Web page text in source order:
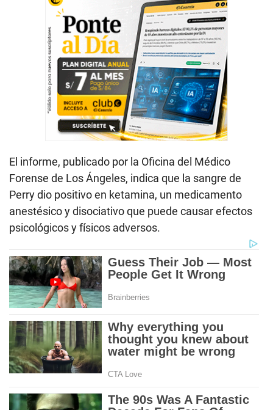
El informe, publicado por la Oficina del Médico
Forense de Los Ángeles, indica que la sangre de
Perry dio positivo en ketamina, un medicamento
anestésico y disociativo que puede causar efectos
psicológicos y físicos adversos.